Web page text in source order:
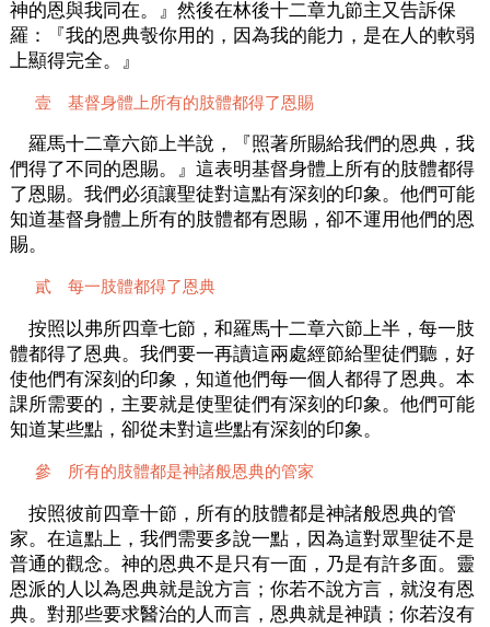
神的恩與我同在。』然後在林後十二章九節主又告訴保
羅：『我的恩典彀你用的，因為我的能力，是在人的軟弱
上顯得完全。』
壹 基督身體上所有的肢體都得了恩賜
羅馬十二章六節上半說，『照著所賜給我們的恩典，我
們得了不同的恩賜。』這表明基督身體上所有的肢體都得
了恩賜。我們必須讓聖徒對這點有深刻的印象。他們可能
知道基督身體上所有的肢體都有恩賜，卻不運用他們的恩
賜。
貳 每一肢體都得了恩典
按照以弗所四章七節，和羅馬十二章六節上半，每一肢
體都得了恩典。我們要一再讀這兩處經節給聖徒們聽，好
使他們有深刻的印象，知道他們每一個人都得了恩典。本
課所需要的，主要就是使聖徒們有深刻的印象。他們可能
知道某些點，卻從未對這些點有深刻的印象。
參 所有的肢體都是神諸般恩典的管家
按照彼前四章十節，所有的肢體都是神諸般恩典的管
家。在這點上，我們需要多說一點，因為這對眾聖徒不是
普通的觀念。神的恩典不是只有一面，乃是有許多面。靈
恩派的人以為恩典就是說方言；你若不說方言，就沒有恩
典。對那些要求醫治的人而言，恩典就是神蹟；你若沒有